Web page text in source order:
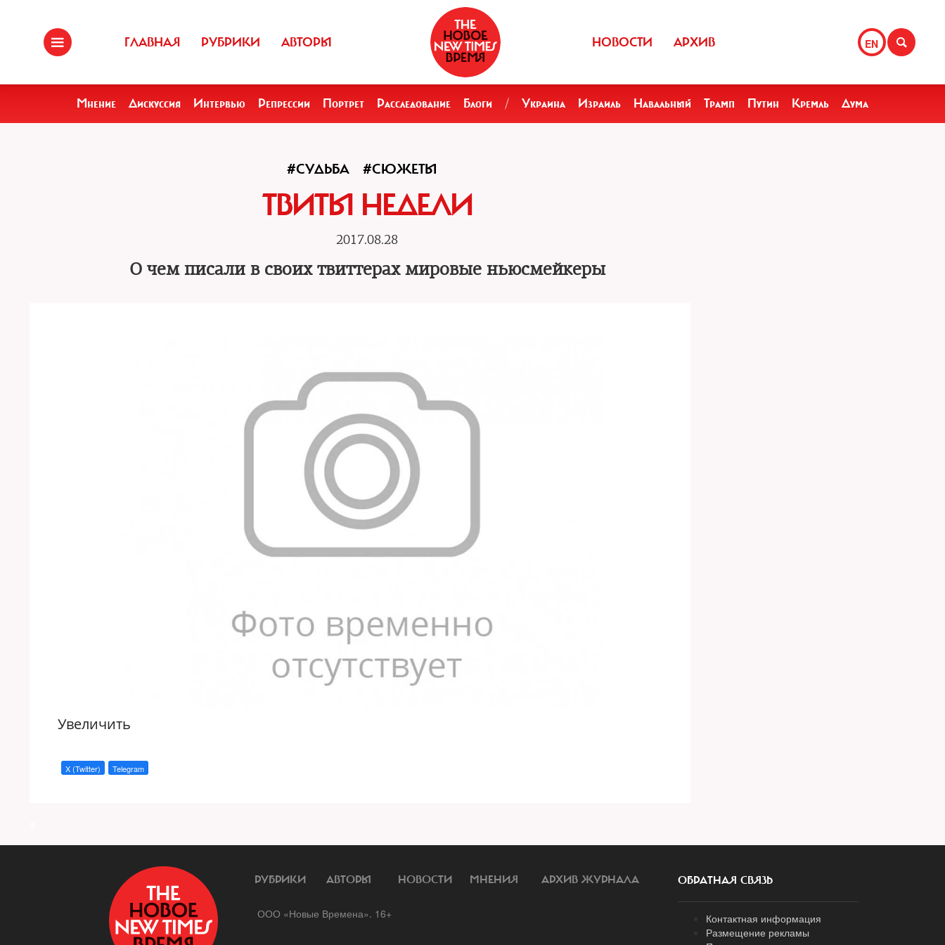
ГЛАВНАЯ РУБРИКИ АВТОРЫ EN
НОВОСТИ АРХИВ
Мнение Дискуссия Интервью Репрессии Портрет Расследование Блоги / Украина Израиль Навальный Трамп Путин Кремль Дума
#СУДЬБА #СЮЖЕТЫ
ТВИТЫ НЕДЕЛИ
2017.08.28
О чем писали в своих твиттерах мировые ньюсмейкеры
Увеличить
X (Twitter) Telegram
РУБРИКИ АВТОРЫ НОВОСТИ МНЕНИЯ АРХИВ ЖУРНАЛА
ООО «Новые Времена». 16+
ОБРАТНАЯ СВЯЗЬ
Контактная информация
Размещение рекламы